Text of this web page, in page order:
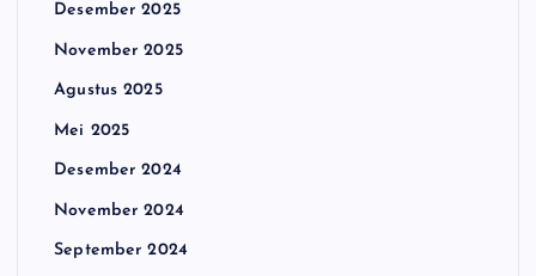
Desember 2025
November 2025
Agustus 2025
Mei 2025
Desember 2024
November 2024
September 2024